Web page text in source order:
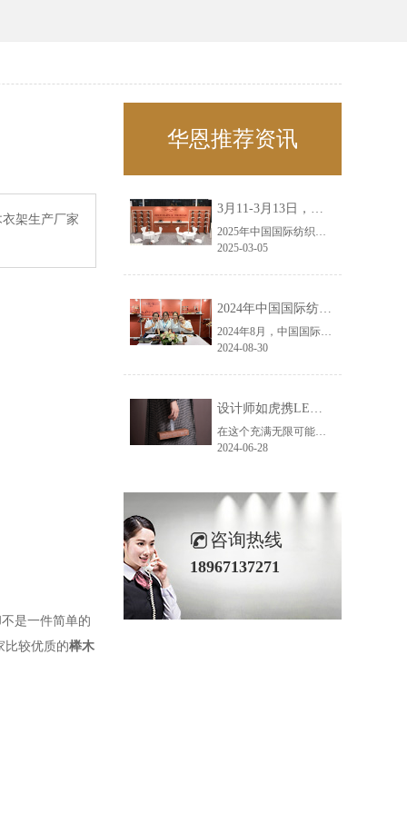
架生产厂家
是一件简单的
比较优质的榉木
华恩推荐资讯
3月11-3月13日，华恩诚邀您共赴上海面辅料春夏展——华恩
2025年中国国际纺织面料及辅料（春夏）博览会即将盛大开启！感谢您对华恩品牌的关注！3.11-3.13，杭州华恩（LEMONLEE）诚邀您共赴这场春日的宴会！
2025-03-05
2024年中国国际纺织面料及辅料（秋冬）博览会完美收官！——华恩
2024年8月，中国国际纺织面料及辅料（秋冬）博览会完美收官！作为一家拥有30年历史的专业衣架制造商，我们非常荣幸能够参与这一盛会，并在此期间与众多客户进行了广泛而深入的交流。
2024-08-30
设计师如虎携LEMONLEE红雪松礼盒荣获第六届未来·已来香港新锐当代设计奖铜奖
在这个充满无限可能的2024年夏季，LEMONLEE品牌设计师如虎以其非凡的创意与对自然的深刻理解，精心打造的红雪松木球礼盒，在“2024未来·已来——第六届香港新锐当代设计奖”中摘得铜奖。这不仅是对设计师如虎原创设计能力的嘉奖，更是对LEMONLEE品牌的高度认可。
2024-06-28
咨询热线
18967137271